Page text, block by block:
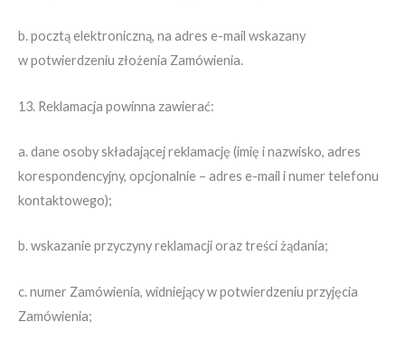
b. pocztą elektroniczną, na adres e-mail wskazany
w potwierdzeniu złożenia Zamówienia.
13. Reklamacja powinna zawierać:
a. dane osoby składającej reklamację (imię i nazwisko, adres
korespondencyjny, opcjonalnie – adres e-mail i numer telefonu
kontaktowego);
b. wskazanie przyczyny reklamacji oraz treści żądania;
c. numer Zamówienia, widniejący w potwierdzeniu przyjęcia
Zamówienia;